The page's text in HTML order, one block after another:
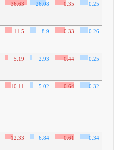
36.63 26.08 0.35 0.25
11.5 8.9 0.33 0.26
5.19 2.93 0.44 0.25
10.11 5.02 0.64 0.32
12.33 6.84 0.61 0.34